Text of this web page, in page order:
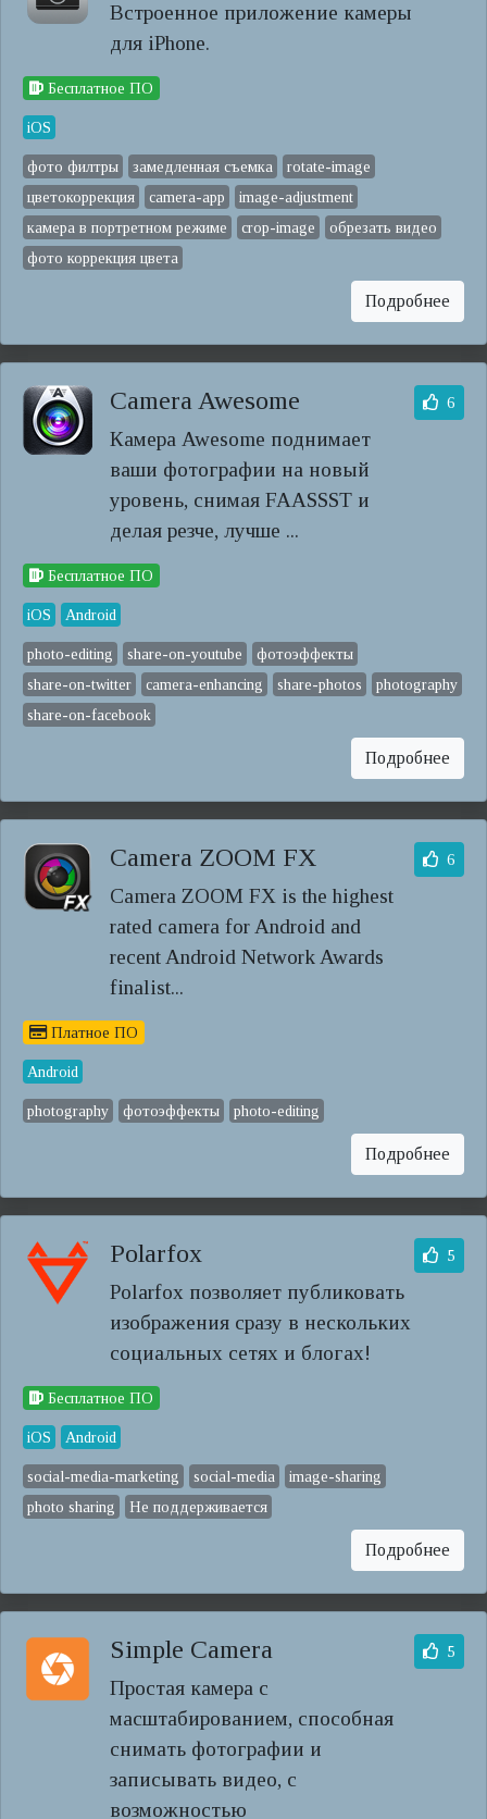
Встроенное приложение камеры
для iPhone.
Бесплатное ПО
iOS
фото филтры замедленная съемка
rotate-image
цветокоррекция
camera-app
image-adjustment
камера в портретном режиме
crop-image
обрезать видео
фото коррекция цвета
Подробнее
Camera Awesome
Камера Awesome поднимает
ваши фотографии на новый
уровень, снимая FAASSST и
делая резче, лучше ...
6
Бесплатное ПО
iOS Android
photo-editing share-on-youtube
фотоэффекты
share-on-twitter
camera-enhancing share-photos
photography
share-on-facebook
Подробнее
Camera ZOOM FX
Camera ZOOM FX is the highest
rated camera for Android and
recent Android Network Awards
finalist...
6
Платное ПО
Android
photography фотоэффекты photo-editing
Подробнее
Polarfox
Polarfox позволяет публиковать
изображения сразу в нескольких
социальных сетях и блогах!
5
Бесплатное ПО
iOS Android
social-media-marketing social-media
image-sharing
photo sharing
Не поддерживается
Подробнее
Simple Camera
Простая камера с
масштабированием, способная
снимать фотографии и
записывать видео, с
возможностью
5